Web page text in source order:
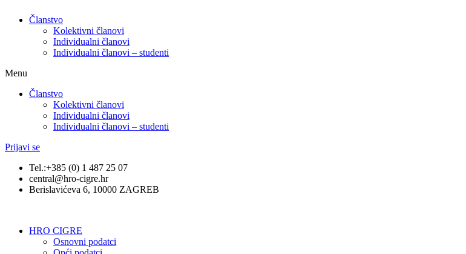
Članstvo
Kolektivni članovi
Individualni članovi
Individualni članovi – studenti
Menu
Članstvo
Kolektivni članovi
Individualni članovi
Individualni članovi – studenti
Prijavi se
Tel.:+385 (0) 1 487 25 07
central@hro-cigre.hr
Berislavićeva 6, 10000 ZAGREB
HRO CIGRE
Osnovni podatci​